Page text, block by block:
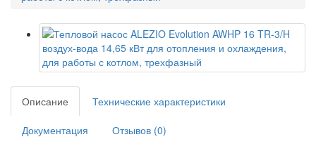
Описание Технические характеристики
Документация
Отзывов (0)